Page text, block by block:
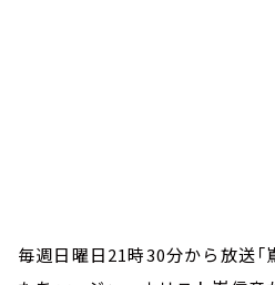
毎週日曜日21時30分から放送